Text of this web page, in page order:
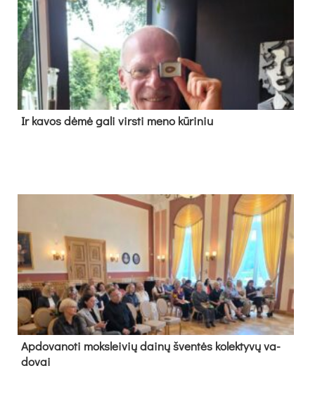
Ir ka­vos dė­mė ga­li virs­ti me­no kū­ri­niu
Ap­do­va­no­ti moks­lei­vių dai­nų šven­tės ko­lek­ty­vų va­
do­vai